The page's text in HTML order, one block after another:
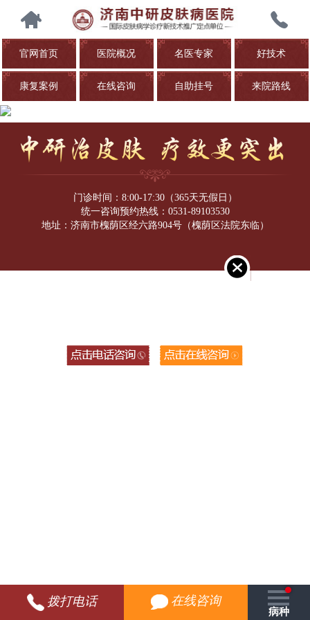
官网首页 医院概况 名医专家 好技术
康复案例 在线咨询 自助挂号 来院路线
门诊时间：8:00-17:30（365天无假日）
统一咨询预约热线：0531-89103530
地址：济南市槐荫区经六路904号（槐荫区法院东临）
拨打电话 在线咨询
病种